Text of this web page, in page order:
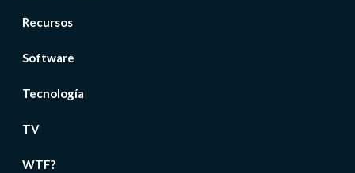
Recursos
Software
Tecnología
TV
WTF?